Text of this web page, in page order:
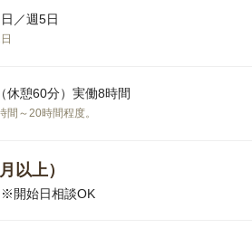
／週5日
休憩60分）実働8時間
間～20時間程度。
以上）
開始日相談OK